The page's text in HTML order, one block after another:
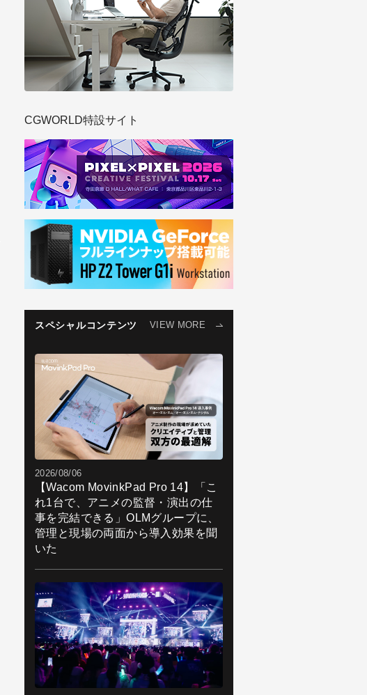
CGWORLD特設サイト
スペシャルコンテンツ VIEW MORE
2026/08/06
【Wacom MovinkPad Pro 14】「こ
れ1台で、アニメの監督・演出の仕
事を完結できる」OLMグループに、
管理と現場の両面から導入効果を聞
いた